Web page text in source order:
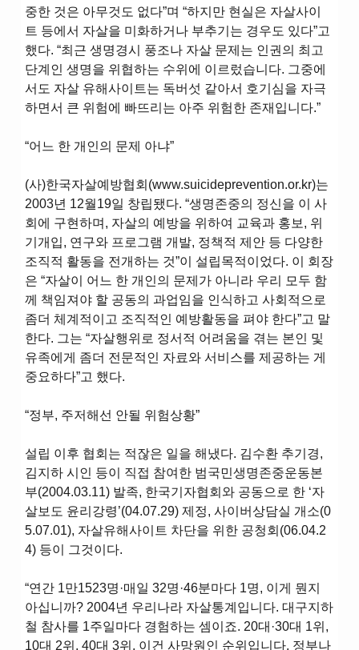
중한 것은 아무것도 없다”며 “하지만 현실은 자살사이
트 등에서 자살을 미화하거나 부추기는 경우도 있다”고
했다. “최근 생명경시 풍조나 자살 문제는 인권의 최고
단계인 생명을 위협하는 수위에 이르렀습니다. 그중에
서도 자살 유해사이트는 독버섯 같아서 호기심을 자극
하면서 큰 위험에 빠뜨리는 아주 위험한 존재입니다.”
“어느 한 개인의 문제 아냐”
(사)한국자살예방협회(www.suicideprevention.or.kr)는
2003년 12월19일 창립됐다. “생명존중의 정신을 이 사
회에 구현하며, 자살의 예방을 위하여 교육과 홍보, 위
기개입, 연구와 프로그램 개발, 정책적 제안 등 다양한
조직적 활동을 전개하는 것”이 설립목적이었다. 이 회장
은 “자살이 어느 한 개인의 문제가 아니라 우리 모두 함
께 책임져야 할 공동의 과업임을 인식하고 사회적으로
좀더 체계적이고 조직적인 예방활동을 펴야 한다”고 말
한다. 그는 “자살행위로 정서적 어려움을 겪는 본인 및
유족에게 좀더 전문적인 자료와 서비스를 제공하는 게
중요하다”고 했다.
“정부, 주저해선 안될 위험상황”
설립 이후 협회는 적잖은 일을 해냈다. 김수환 추기경,
김지하 시인 등이 직접 참여한 범국민생명존중운동본
부(2004.03.11) 발족, 한국기자협회와 공동으로 한 ‘자
살보도 윤리강령’(04.07.29) 제정, 사이버상담실 개소(0
5.07.01), 자살유해사이트 차단을 위한 공청회(06.04.2
4) 등이 그것이다.
“연간 1만1523명·매일 32명·46분마다 1명, 이게 뭔지
아십니까? 2004년 우리나라 자살통계입니다. 대구지하
철 참사를 1주일마다 경험하는 셈이죠. 20대·30대 1위,
10대 2위, 40대 3위, 이건 사망원인 순위입니다. 정부나